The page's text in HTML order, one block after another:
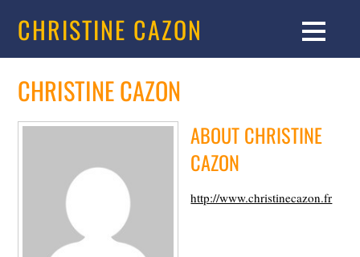
CHRISTINE CAZON
CHRISTINE CAZON
ABOUTCHRISTINE
CAZON
http://www.christinecazon.fr